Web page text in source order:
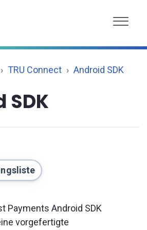
TRU Connect Android SDK
SDK
Payments Android SDK
vorgefertigte